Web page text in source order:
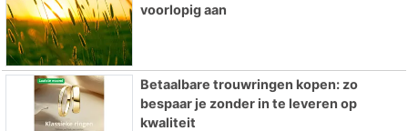
voorlopig aan
Betaalbare trouwringen kopen: zo
bespaar je zonder in te leveren op
kwaliteit